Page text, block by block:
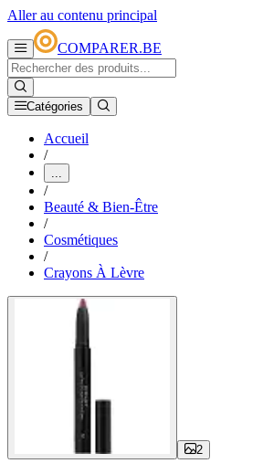
Aller au contenu principal
COMPARER.BE
Catégories
Accueil
/
...
/
Beauté & Bien-Être
/
Cosmétiques
/
Crayons À Lèvre
2